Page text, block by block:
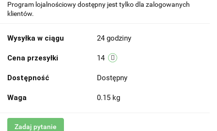
Program lojalnościowy dostępny jest tylko dla zalogowanych
klientów.
Wysyłka w ciągu 24 godziny
Cena przesyłki 14
Dostępność Dostępny
Waga 0.15 kg
Zadaj pytanie